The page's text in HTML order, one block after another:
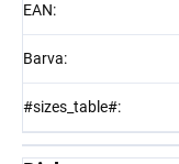
EAN:
Barva:
#sizes_table#: